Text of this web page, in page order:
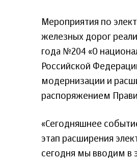
Мероприятия по
железных дорог
года №204 «О
Российской
модернизации и
распоряжением
«Сегодняшнее
этап расширения
сегодня мы вводим в